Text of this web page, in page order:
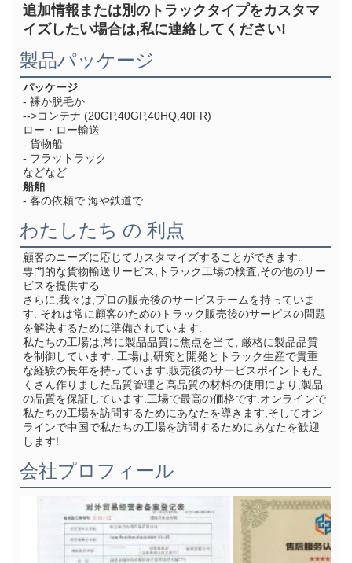
追加情報または別のトラックタイプをカスタマ
イズしたい場合は,私に連絡してください!
製品パッケージ
パッケージ
- 裸か脱毛か
-->コンテナ (20GP,40GP,40HQ,40FR)
ロー・ロー輸送
- 貨物船
- フラットラック
などなど
船舶
- 客の依頼で 海や鉄道で
わたしたち の 利点
顧客のニーズに応じてカスタマイズすることができます.
専門的な貨物輸送サービス,トラック工場の検査,その他のサー
ビスを提供する.
さらに,我々は,プロの販売後のサービスチームを持っていま
す. それは常に顧客のためのトラック販売後のサービスの問題
を解決するために準備されています.
私たちの工場は,常に製品品質に焦点を当て, 厳格に製品品質
を制御しています. 工場は,研究と開発とトラック生産で貴重
な経験の長年を持っています.販売後のサービスポイントもた
くさん作りました品質管理と高品質の材料の使用により,製品
の品質を保証しています.工場で最高の価格です.オンラインで
私たちの工場を訪問するためにあなたを導きます,そしてオン
ラインで中国で私たちの工場を訪問するためにあなたを歓迎
します!
会社プロフィール